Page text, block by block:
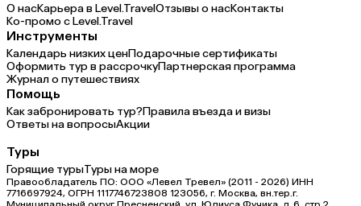
О насКарьера в Level.TravelОтзывы о насКонтакты
Ко-промо с Level.Travel
Инструменты
Календарь низких ценПодарочные сертификаты
Оформить тур в рассрочкуПартнерская программа
Журнал о путешествиях
Помощь
Как забронировать тур?Правила въезда и визы
Ответы на вопросыАкции
Туры
Горящие турыТуры на море
Правообладатель ПО: ООО «Левел Тревел» (2011 - 2026) ИНН
7716697924, ОГРН 1117746723808 123056, г. Москва, вн.тер.г.